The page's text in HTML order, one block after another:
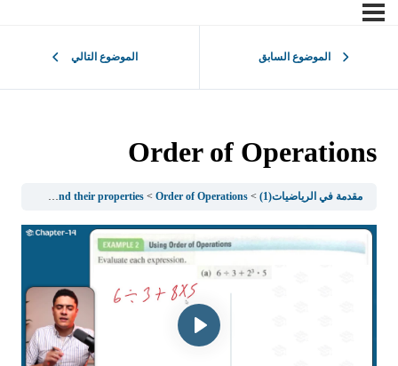
الموضوع السابق الموضوع التالي
Order of Operations
مقدمة في الرياضيات(1) 1.2Real Numbers and their properties Order of Operations